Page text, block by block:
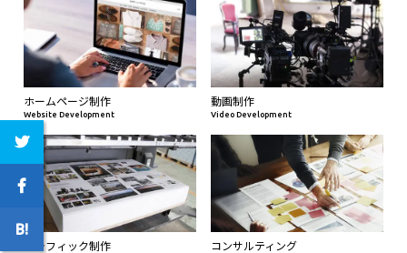
ホームページ制作
Website Development
動画制作
Video Development
グラフィック制作 コンサルティング